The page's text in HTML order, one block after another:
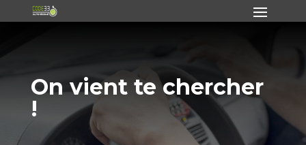
On vient te chercher
!